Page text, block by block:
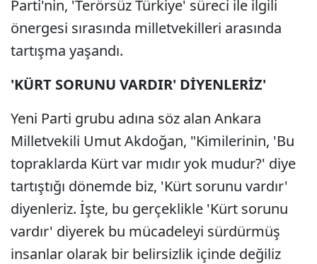
Parti'nin, 'Terörsüz Türkiye' süreci ile ilgili
önergesi sırasında milletvekilleri arasında
tartışma yaşandı.
'KÜRT SORUNU VARDIR' DİYENLERİZ'
Yeni Parti grubu adına söz alan Ankara
Milletvekili Umut Akdoğan, "Kimilerinin, 'Bu
topraklarda Kürt var mıdır yok mudur?' diye
tartıştığı dönemde biz, 'Kürt sorunu vardır'
diyenleriz. İşte, bu gerçeklikle 'Kürt sorunu
vardır' diyerek bu mücadeleyi sürdürmüş
insanlar olarak bir belirsizlik içinde değiliz